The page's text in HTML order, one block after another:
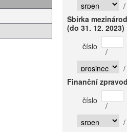
/
Sbírka
(do 31. 12. 2023)
číslo
/
/
Finanční
číslo
/
/